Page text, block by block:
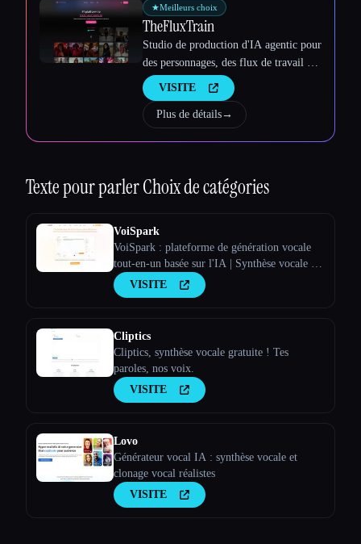
★Meilleurs choix
TheFluxTrain
Studio de production d'IA agentic pour
des personnages, des flux de travail et
des vidéos cohérents
VISITE
Plus de détails→
Texte pour parlerChoix de catégories
VoiSpark
VoiSpark : plateforme de génération vocale
tout-en-un basée sur l'IA | Synthèse vocale et
clonage vocal
VISITE
Cliptics
Cliptics, synthèse vocale gratuite ! Tes
paroles, nos voix.
VISITE
Lovo
Générateur vocal IA : synthèse vocale et
clonage vocal réalistes
VISITE